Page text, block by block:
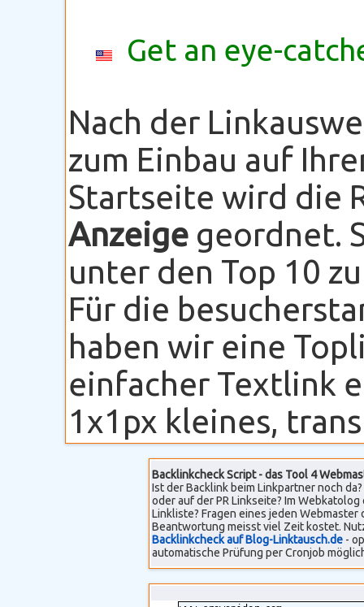
Get an eye-
Nach der
zum Einbau auf
Startseite wird die
Anzeigegeordnet.
unter den Top 10
Für die
haben wir eine
einfacher Textlink
1x1px kleines,
Backlinkcheck Script - das Tool 4
Ist der Backlink beim Linkpartner noch
oder auf der PR Linkseite? Im Webkatolog
Linkliste? Fragen eines jeden Webmaster
Beantwortung meisst viel Zeit kostet.
Backlinkcheck auf Blog-Linktausch.de-
automatische Prüfung per Cronjob